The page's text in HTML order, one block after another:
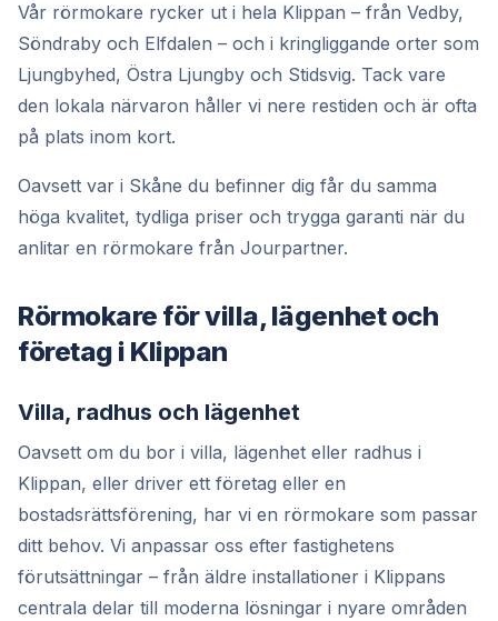
Vår rörmokare rycker ut i hela Klippan – från Vedby,
Söndraby och Elfdalen – och i kringliggande orter som
Ljungbyhed, Östra Ljungby och Stidsvig. Tack vare
den lokala närvaron håller vi nere restiden och är ofta
på plats inom kort.
Oavsett var i Skåne du befinner dig får du samma
höga kvalitet, tydliga priser och trygga garanti när du
anlitar en rörmokare från Jourpartner.
Rörmokare för villa, lägenhet och
företag i Klippan
Villa, radhus och lägenhet
Oavsett om du bor i villa, lägenhet eller radhus i
Klippan, eller driver ett företag eller en
bostadsrättsförening, har vi en rörmokare som passar
ditt behov. Vi anpassar oss efter fastighetens
förutsättningar – från äldre installationer i Klippans
centrala delar till moderna lösningar i nyare områden